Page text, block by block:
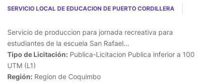
SERVICIO LOCAL DE EDUCACION DE PUERTO CORDILLERA
Servicio de produccion para jornada recreativa para
estudiantes de la escuela San Rafael...
Tipo de Licitación: Publica-Licitacion Publica inferior a 100
UTM (L1)
Región: Region de Coquimbo